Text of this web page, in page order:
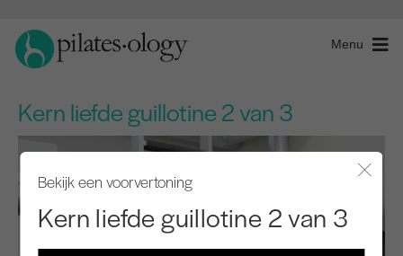
Menu
Kern liefde guillotine 2 van 3
Bekijk een voorvertoning
Kern liefde guillotine 2 van 3